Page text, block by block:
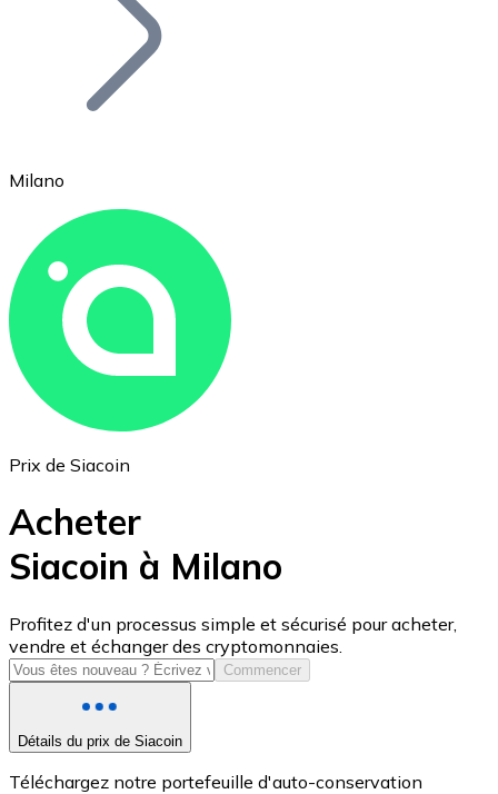
Ethereum
ETH
USD Coin
USDC
Milano
Prix de Siacoin
Acheter
Siacoin à Milano
Profitez d'un processus simple et sécurisé pour acheter,
vendre et échanger des cryptomonnaies.
Commencer
Détails du prix de Siacoin
Téléchargez notre portefeuille d'auto-conservation